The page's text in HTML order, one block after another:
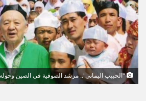
د
ا
إ
ل
ك
ت
ر
"الحبيب اليمانى".. مرشد الصوفية في الصين